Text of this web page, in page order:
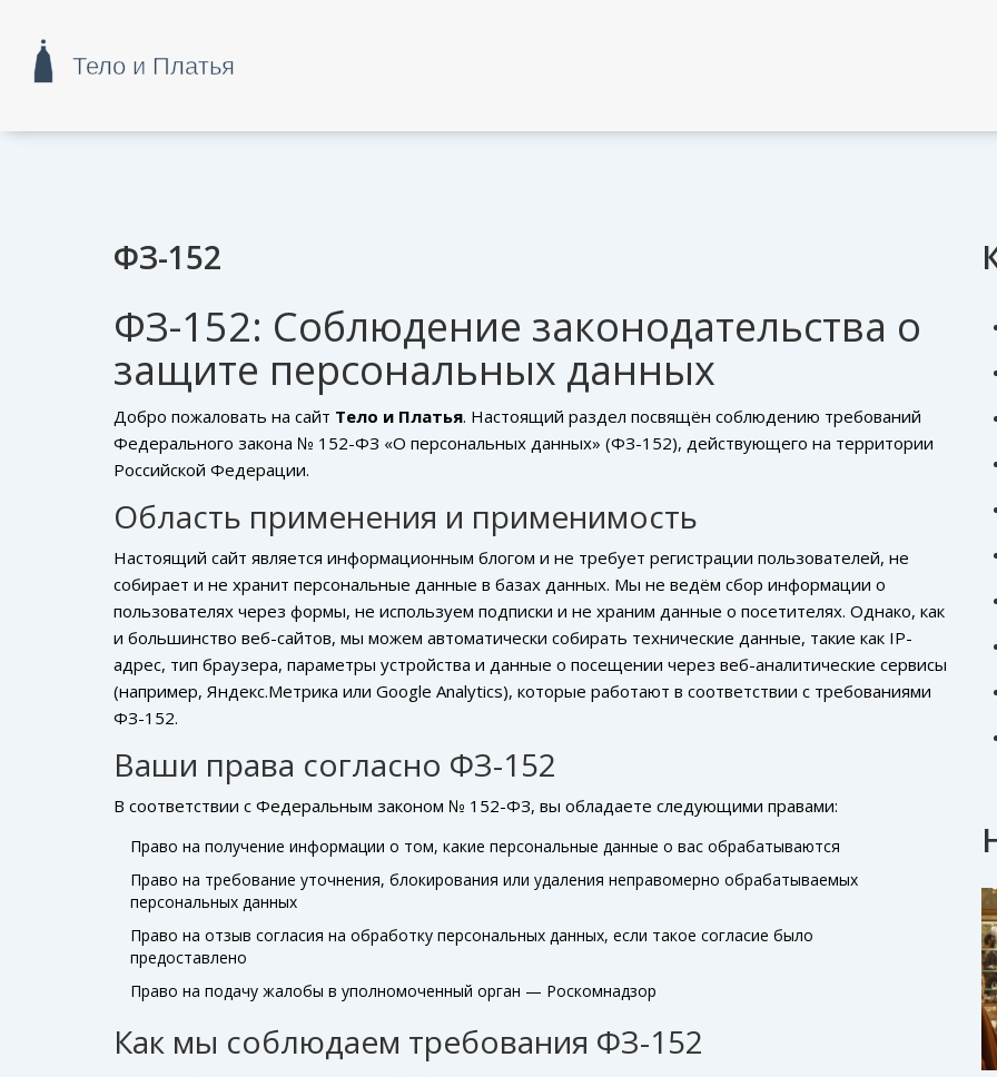
ФЗ-152
ФЗ-152: Соблюдение законодательства о
защите персональных данных
Добро пожаловать на сайт Тело и Платья. Настоящий раздел посвящён соблюдению требований
Федерального закона № 152-ФЗ «О персональных данных» (ФЗ-152), действующего на территории
Российской Федерации.
Область применения и применимость
Настоящий сайт является информационным блогом и не требует регистрации пользователей, не
собирает и не хранит персональные данные в базах данных. Мы не ведём сбор информации о
пользователях через формы, не используем подписки и не храним данные о посетителях. Однако, как
и большинство веб-сайтов, мы можем автоматически собирать технические данные, такие как IP-
адрес, тип браузера, параметры устройства и данные о посещении через веб-аналитические сервисы
(например, Яндекс.Метрика или Google Analytics), которые работают в соответствии с требованиями
ФЗ-152.
Ваши права согласно ФЗ-152
В соответствии с Федеральным законом № 152-ФЗ, вы обладаете следующими правами:
Право на получение информации о том, какие персональные данные о вас обрабатываются
Право на требование уточнения, блокирования или удаления неправомерно обрабатываемых
персональных данных
Право на отзыв согласия на обработку персональных данных, если такое согласие было
предоставлено
Право на подачу жалобы в уполномоченный орган — Роскомнадзор
Как мы соблюдаем требования ФЗ-152